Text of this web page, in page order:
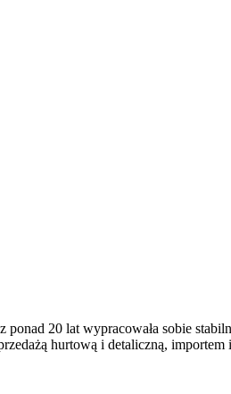
20 lat wypracowała sobie
hurtową i detaliczną, importem